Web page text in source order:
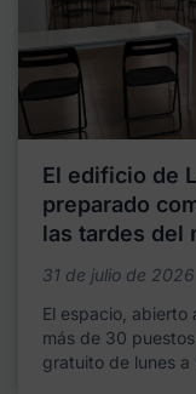
El edificio de
preparado
las tardes del
31 de julio de 2026
El espacio,
más de 30
gratuito de lunes a